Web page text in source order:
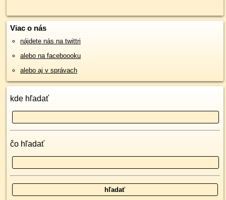
Viac o nás
nájdete nás na twittri
alebo na faceboooku
alebo aj v správach
kde hľadať
čo hľadať